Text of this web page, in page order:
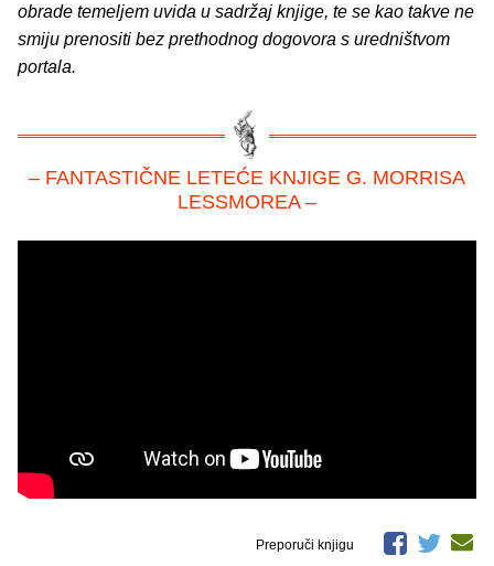
obrade temeljem uvida u sadržaj knjige, te se kao takve ne
smiju prenositi bez prethodnog dogovora s uredništvom
portala.
– FANTASTIČNE LETEĆE KNJIGE G. MORRISA
LESSMOREA –
Preporuči knjigu